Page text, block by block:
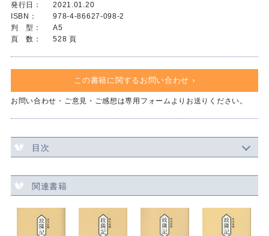
発行日：
2021.01.20
ISBN：
978-4-86627-098-2
判 型：
A5
頁 数：
528 頁
この書籍に関するお問い合わせ ›
お問い合わせ・ご意見・ご感想は専用フォームよりお送りください。
目次
関連書籍